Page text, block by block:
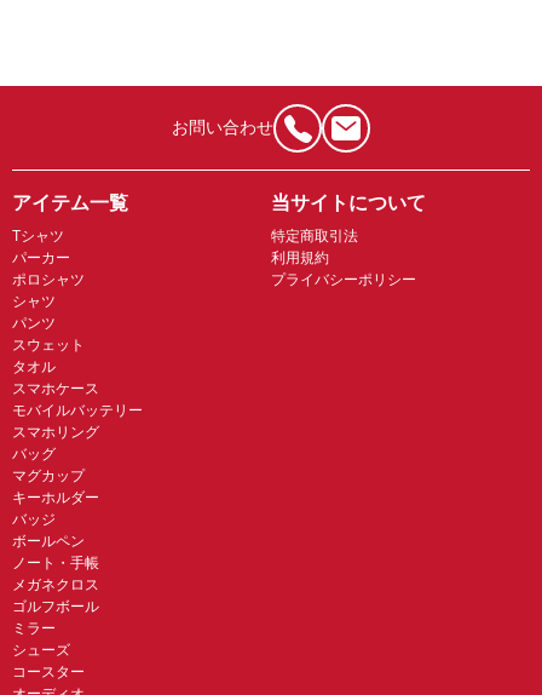
お問い合わせ
アイテム一覧
Tシャツ
パーカー
ポロシャツ
シャツ
パンツ
スウェット
タオル
スマホケース
モバイルバッテリー
スマホリング
バッグ
マグカップ
キーホルダー
バッジ
ボールペン
ノート・手帳
メガネクロス
ゴルフボール
ミラー
シューズ
コースター
当サイトについて
特定商取引法
利用規約
プライバシーポリシー